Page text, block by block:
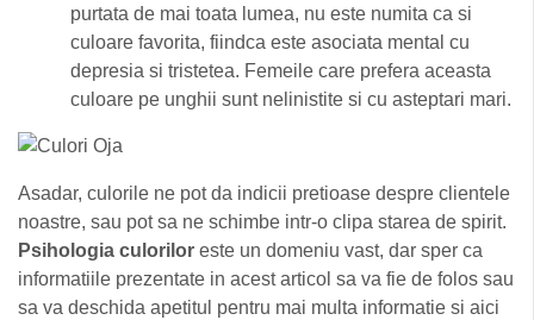
purtata de mai toata lumea, nu este numita ca si
culoare favorita, fiindca este asociata mental cu
depresia si tristetea. Femeile care prefera aceasta
culoare pe unghii sunt nelinistite si cu asteptari mari.
Asadar, culorile ne pot da indicii pretioase despre clientele
noastre, sau pot sa ne schimbe intr-o clipa starea de spirit.
Psihologia culorilor este un domeniu vast, dar sper ca
informatiile prezentate in acest articol sa va fie de folos sau
sa va deschida apetitul pentru mai multa informatie si aici